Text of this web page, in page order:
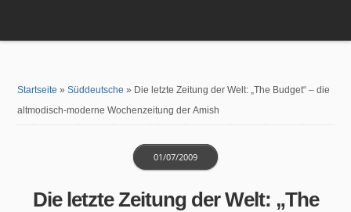
Startseite »Süddeutsche » Die letzte Zeitung der Welt: „The Budget“ – die
altmodisch-moderne Wochenzeitung der Amish
Die letzte Zeitung der Welt: „The
01/07/2009